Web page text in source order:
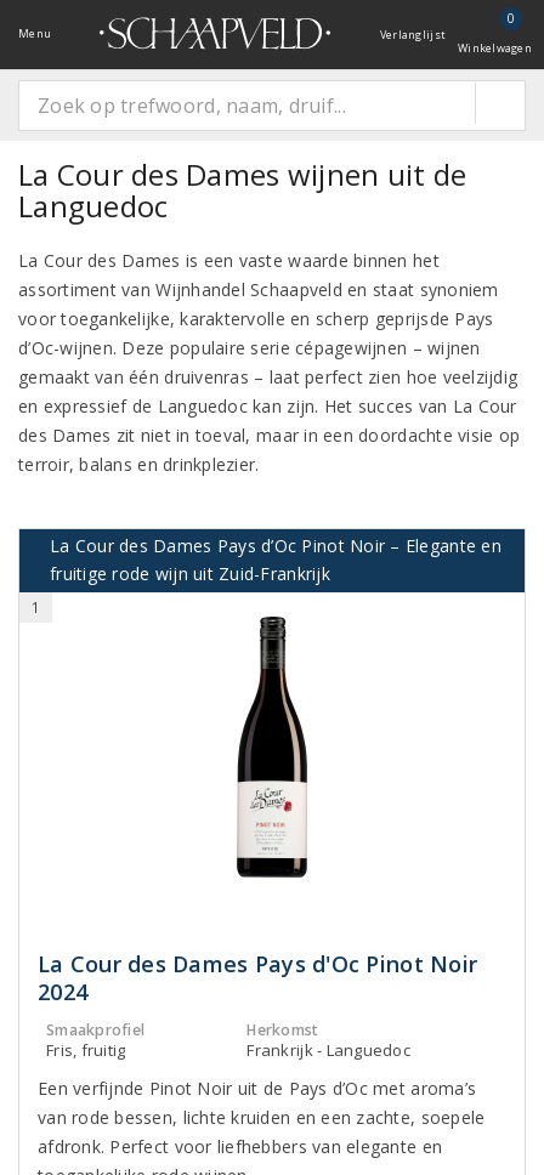
Menu Verlanglijst
0
Winkelwagen
La Cour des Dames wijnen uit de
Languedoc
La Cour des Dames is een vaste waarde binnen het
assortiment van Wijnhandel Schaapveld en staat synoniem
voor toegankelijke, karaktervolle en scherp geprijsde Pays
d’Oc-wijnen. Deze populaire serie cépagewijnen – wijnen
gemaakt van één druivenras – laat perfect zien hoe veelzijdig
en expressief de Languedoc kan zijn. Het succes van La Cour
des Dames zit niet in toeval, maar in een doordachte visie op
terroir, balans en drinkplezier.
La Cour des Dames Pays d’Oc Pinot Noir – Elegante en
fruitige rode wijn uit Zuid-Frankrijk
1
La Cour des Dames Pays d'Oc Pinot Noir
2024
Smaakprofiel
Fris, fruitig
Herkomst
Frankrijk - Languedoc
Een verfijnde Pinot Noir uit de Pays d’Oc met aroma’s
van rode bessen, lichte kruiden en een zachte, soepele
afdronk. Perfect voor liefhebbers van elegante en